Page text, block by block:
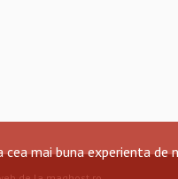
mai buna experienta de